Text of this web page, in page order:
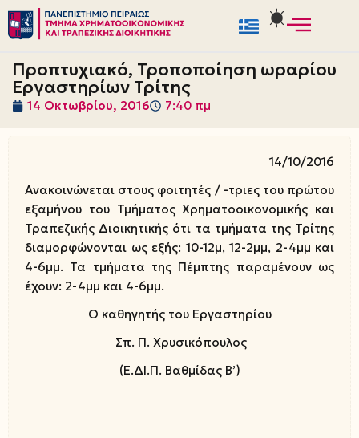
Μεταπηδήστε
στο
περιεχόμενο
Προπτυχιακό, Τροποποίηση ωραρίου
Εργαστηρίων Τρίτης
14 Οκτωβρίου, 2016 7:40 πμ
14/10/2016
Ανακοινώνεται στους φοιτητές / -τριες του πρώτου
εξαμήνου του Τμήματος Χρηματοοικονομικής και
Τραπεζικής Διοικητικής ότι τα τμήματα της Τρίτης
διαμορφώνονται ως εξής: 10-12μ, 12-2μμ, 2-4μμ και
4-6μμ. Τα τμήματα της Πέμπτης παραμένουν ως
έχουν: 2-4μμ και 4-6μμ.
Ο καθηγητής του Εργαστηρίου
Σπ. Π. Χρυσικόπουλος
(Ε.ΔΙ.Π. Βαθμίδας Β’)